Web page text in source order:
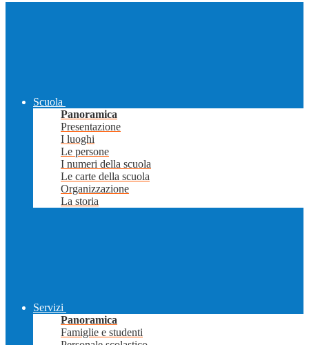
Scuola
Panoramica
Presentazione
I luoghi
Le persone
I numeri della scuola
Le carte della scuola
Organizzazione
La storia
Servizi
Panoramica
Famiglie e studenti